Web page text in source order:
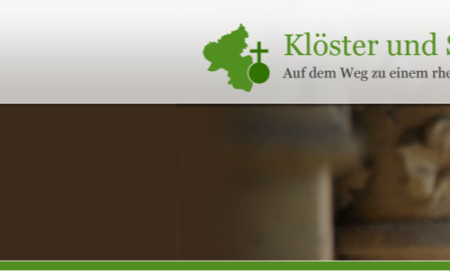
Klöster
und
Stifte
in
Rheinland-